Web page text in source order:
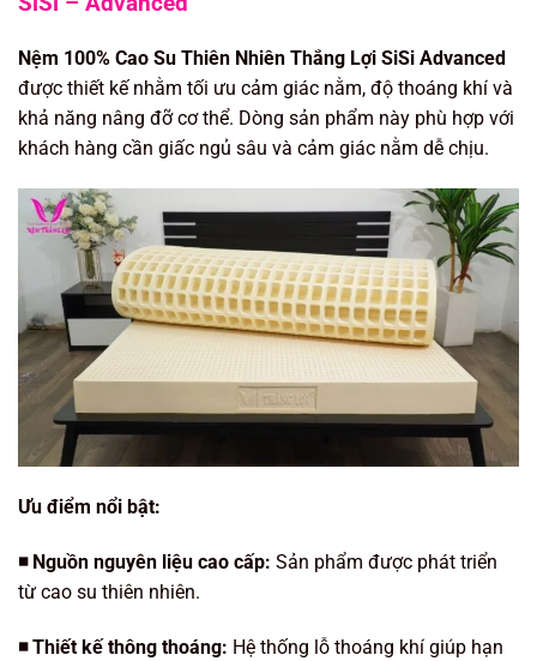
Nệm 100% Cao Su Thiên Nhiên Thắng Lợi SiSi Advanced
được thiết kế nhằm tối ưu cảm giác nằm, độ thoáng khí và
khả năng nâng đỡ cơ thể. Dòng sản phẩm này phù hợp với
khách hàng cần giấc ngủ sâu và cảm giác nằm dễ chịu.
Ưu điểm nổi bật:
◾️ Nguồn nguyên liệu cao cấp: Sản phẩm được phát triển
từ cao su thiên nhiên.
◾️ Thiết kế thông thoáng: Hệ thống lỗ thoáng khí giúp hạn